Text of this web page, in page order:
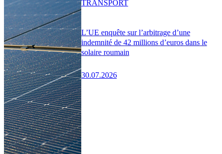
L’UE enquête sur l’arbitrage d’une
indemnité de 42 millions d’euros dans le
solaire roumain
30.07.2026
TRANSPORT